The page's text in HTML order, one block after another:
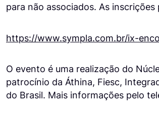
para não associados. As
https://www.sympla.com.br/ix-
O evento é uma realização do
patrocínio da Áthina, Fiesc,
do Brasil. Mais informações pelo